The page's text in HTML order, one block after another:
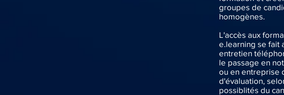
groupes de
homogènes.
L'accès aux
e.learning se fait
entretien
le passage en
ou en entreprise
d'évaluation,
possiblités du